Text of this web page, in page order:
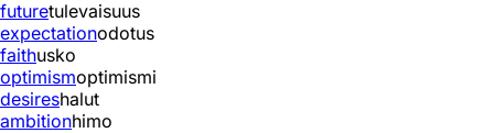
futuretulevaisuus
expectationodotus
faithusko
optimismoptimismi
desireshalut
ambitionhimo